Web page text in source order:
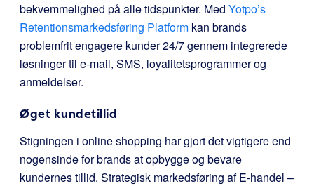
bekvemmelighed på alle tidspunkter. Med Yotpo’s
Retentionsmarkedsføring Platform kan brands
problemfrit engagere kunder 24/7 gennem integrerede
løsninger til e-mail, SMS, loyalitetsprogrammer og
anmeldelser.
Øget kundetillid
Stigningen i online shopping har gjort det vigtigere end
nogensinde for brands at opbygge og bevare
kundernes tillid. Strategisk markedsføring af E-handel –